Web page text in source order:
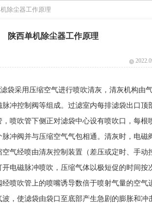
除尘器工作原理
陕西单机除尘器工作原理
袋采用压缩空气进行喷吹清灰，清灰机构由
冲控制阀等组成。过滤室内每排滤袋出口顶
喷吹管下侧正对滤袋中心设有喷吹口，每根
脉冲阀并与压缩空气气包相通。清灰时，电磁
气经喷由清灰控制装置（差压或定时、手动
电磁脉冲喷吹，压缩气体以极短促的时间按
经喷吹管上的喷嘴诱导数倍于喷射气量的空气
波，使滤袋由袋口至底部产生急剧的膨胀和冲